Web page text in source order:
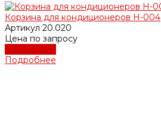
Корзина для кондиционеров Н-004
Артикул 20.020
Цена по запросу
Подробнее